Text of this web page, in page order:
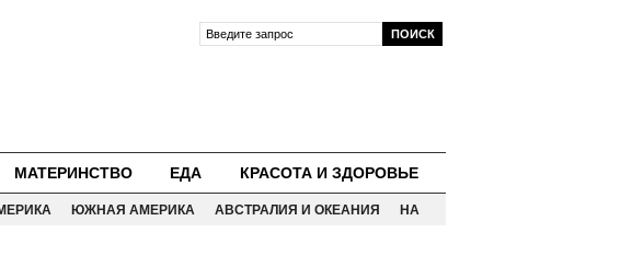
МАТЕРИНСТВО ЕДА
КРАСОТА И ЗДОРОВЬЕ
ЮЖНАЯ АМЕРИКА АВСТРАЛИЯ И ОКЕАНИЯ
НА